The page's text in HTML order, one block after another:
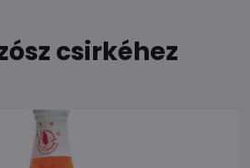
csirkéhez